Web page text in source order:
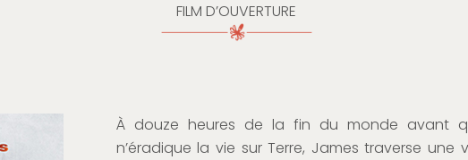
FILM D’OUVERTURE
À douze heures de la fin du monde avant
n’éradique la vie sur Terre, James traverse une